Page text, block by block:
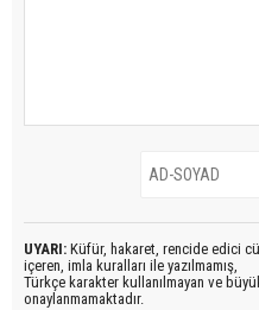
UYARI: Küfür, hakaret, rencide edici
içeren, imla kuralları ile yazılmamış,
Türkçe karakter kullanılmayan ve
onaylanmamaktadır.